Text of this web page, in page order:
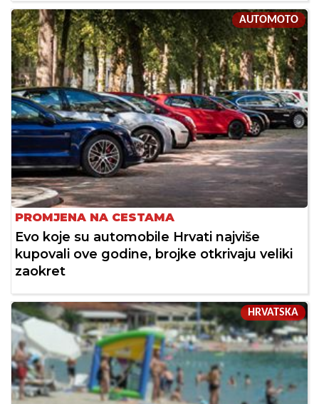
AUTOMOTO
PROMJENA NA CESTAMA
Evo koje su automobile Hrvati najviše
kupovali ove godine, brojke otkrivaju veliki
zaokret
HRVATSKA